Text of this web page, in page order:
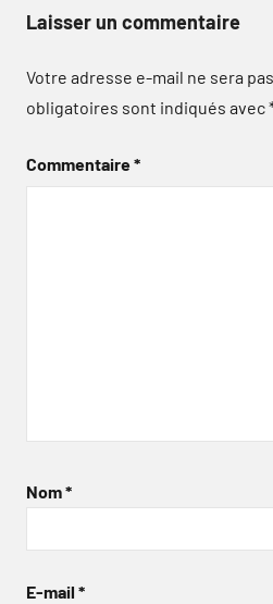
Laisser un commentaire
Votre adresse e-mail ne sera
obligatoires sont indiqués avec
Commentaire*
Nom*
E-mail *